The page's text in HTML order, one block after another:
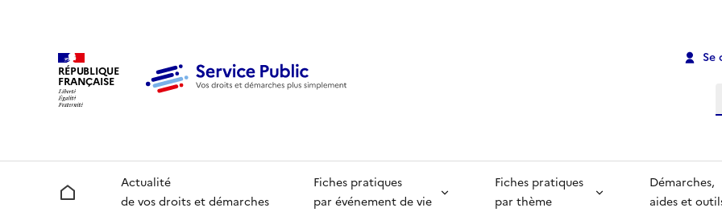
RÉPUBLIQUE
FRANÇAISE
Se
Accueil
Actualité
de vos droits et démarches
Fiches pratiques
par événement de vie
Fiches pratiques
par thème
Démarches,
aides et